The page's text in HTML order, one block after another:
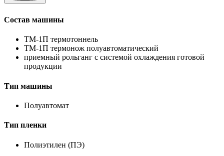
Состав машины
ТМ-1П термотоннель
ТМ-1П термонож полуавтоматический
приемный рольганг с системой охлаждения готовой
продукции
Тип машины
Полуавтомат
Тип пленки
Полиэтилен (ПЭ)